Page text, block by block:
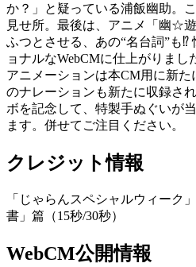
か？」と疑っている浦飯幽助。
見せ所。最後は、アニメ「幽☆
ふつとさせる、あの“名台詞”も⁉
ョナルなWebCMに仕上がりまし
アニメーションは本CM用に新
のナレーションも新たに収録さ
ボを記念して、特製手ぬぐいが
ます。併せてご注目ください。
クレジット情報
「じゃらんスペシャルウィーク
書」篇（15秒/30秒）
WebCM公開情報